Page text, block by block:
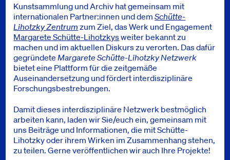
Kunstsammlung und Archiv hat gemeinsam mit
internationalen Partner:innen und demSchütte-
Lihotzky Zentrum zum Ziel, das Werk und Engagement
Margarete Schütte-Lihotzkysweiter bekannt zu
machen und im aktuellen Diskurs zu verorten. Das dafür
gegründeteMargarete Schütte-Lihotzky Netzwerk
bietet eine Plattform für die zeitgemäße
Auseinandersetzung und fördert interdisziplinäre
Forschungsbestrebungen.
Damit dieses interdisziplinäre Netzwerk bestmöglich
arbeiten kann, laden wir Sie/euch ein, gemeinsam mit
uns Beiträge und Informationen, die mit Schütte-
Lihotzky oder ihrem Wirken im Zusammenhang stehen,
zu teilen. Gerne veröffentlichen wir auch Ihre Projekte!